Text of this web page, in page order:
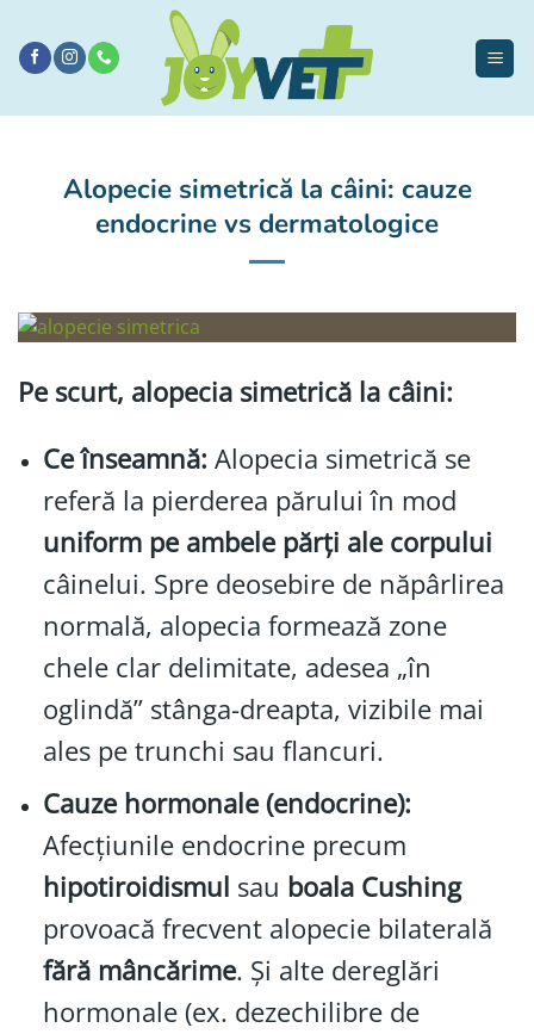
conținut
Alopecie simetrică la câini: cauze
endocrine vs dermatologice
Pe scurt, alopecia simetrică la câini:
Ce înseamnă: Alopecia simetrică se
referă la pierderea părului în mod
uniform pe ambele părți ale corpului
câinelui. Spre deosebire de năpârlirea
normală, alopecia formează zone
chele clar delimitate, adesea „în
oglindă” stânga-dreapta, vizibile mai
ales pe trunchi sau flancuri.
Cauze hormonale (endocrine):
Afecțiunile endocrine precum
hipotiroidismul sau boala Cushing
provoacă frecvent alopecie bilaterală
fără mâncărime. Și alte dereglări
hormonale (ex. dezechilibre de